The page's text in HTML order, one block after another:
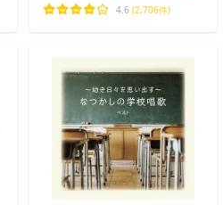
4.6 (2,706件)